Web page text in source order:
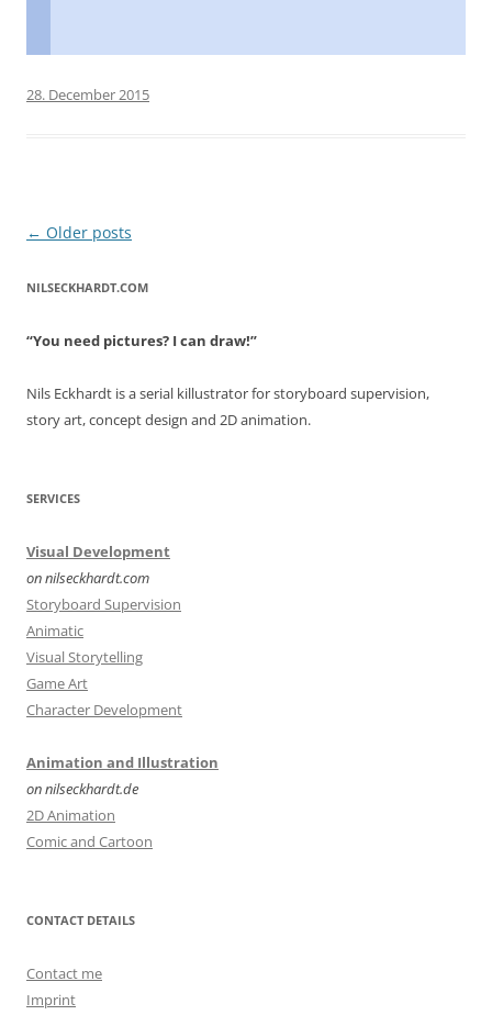
28. December 2015
Post
← Older posts
NILSECKHARDT.COM
“You need pictures? I can draw!”
Nils Eckhardt is a serial killustrator for storyboard supervision,
story art, concept design and 2D animation.
SERVICES
Visual Development
on nilseckhardt.com
Storyboard Supervision
Animatic
Visual Storytelling
Game Art
Character Development
Animation and Illustration
on nilseckhardt.de
2D Animation
Comic and Cartoon
CONTACT DETAILS
Contact me
Imprint